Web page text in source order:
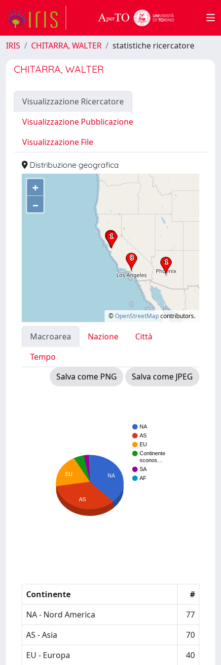
IRIS CHITARRA, WALTER statistiche ricercatore
CHITARRA, WALTER
Visualizzazione Ricercatore
Visualizzazione Pubblicazione
Visualizzazione File
Distribuzione geografica
+
–
©OpenStreetMapcontributors.
Macroarea Nazione
Città
Tempo
Salva come PNG
Salva come JPEG
NA
AS
EU
Continente
sconos…
SA
AF
NA
EU
AS
Continente
#
NA - Nord America
77
AS - Asia
70
EU - Europa
40